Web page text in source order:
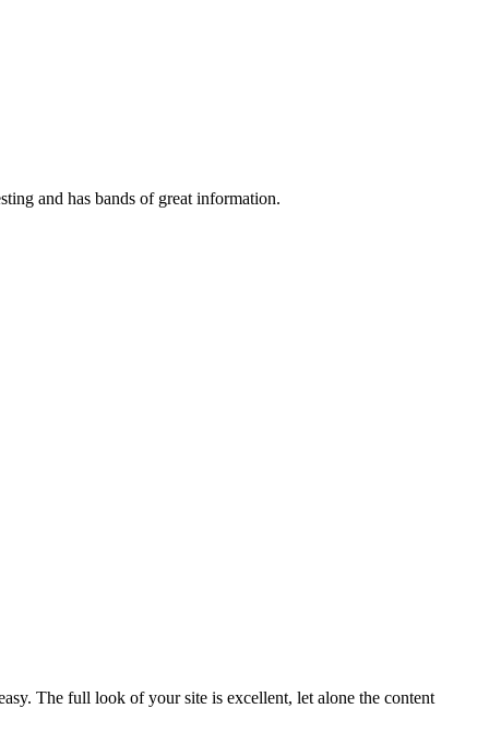
and has bands of great information.
The full look of your site is excellent, let alone the content